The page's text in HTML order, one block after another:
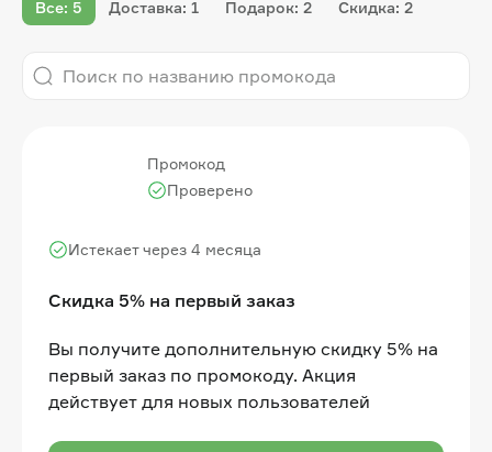
Все: 5 Доставка: 1 Подарок: 2 Скидка: 2
Промокод
Скидка 5% на первый заказ
Истекает через 4 месяца
Проверено
Вы получите дополнительную скидку 5% на
первый заказ по промокоду. Акция
действует для новых пользователей